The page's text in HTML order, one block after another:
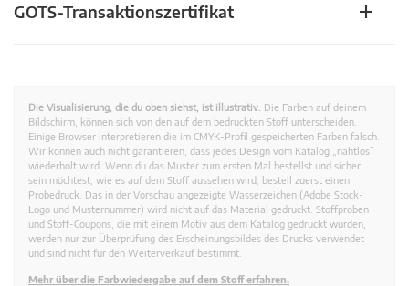
GOTS-Transaktionszertifikat
Die Visualisierung, die du oben siehst, ist illustrativ. Die Farben auf deinem
Bildschirm, können sich von den auf dem bedruckten Stoff unterscheiden.
Einige Browser interpretieren die im CMYK-Profil gespeicherten Farben falsch.
Wir können auch nicht garantieren, dass jedes Design vom Katalog „nahtlos”
wiederholt wird. Wenn du das Muster zum ersten Mal bestellst und sicher
sein möchtest, wie es auf dem Stoff aussehen wird, bestell zuerst einen
Probedruck. Das in der Vorschau angezeigte Wasserzeichen (Adobe Stock-
Logo und Musternummer) wird nicht auf das Material gedruckt. Stoffproben
und Stoff-Coupons, die mit einem Motiv aus dem Katalog gedruckt wurden,
werden nur zur Überprüfung des Erscheinungsbildes des Drucks verwendet
und sind nicht für den Weiterverkauf bestimmt.
Mehr über die Farbwiedergabe auf dem Stoff erfahren.